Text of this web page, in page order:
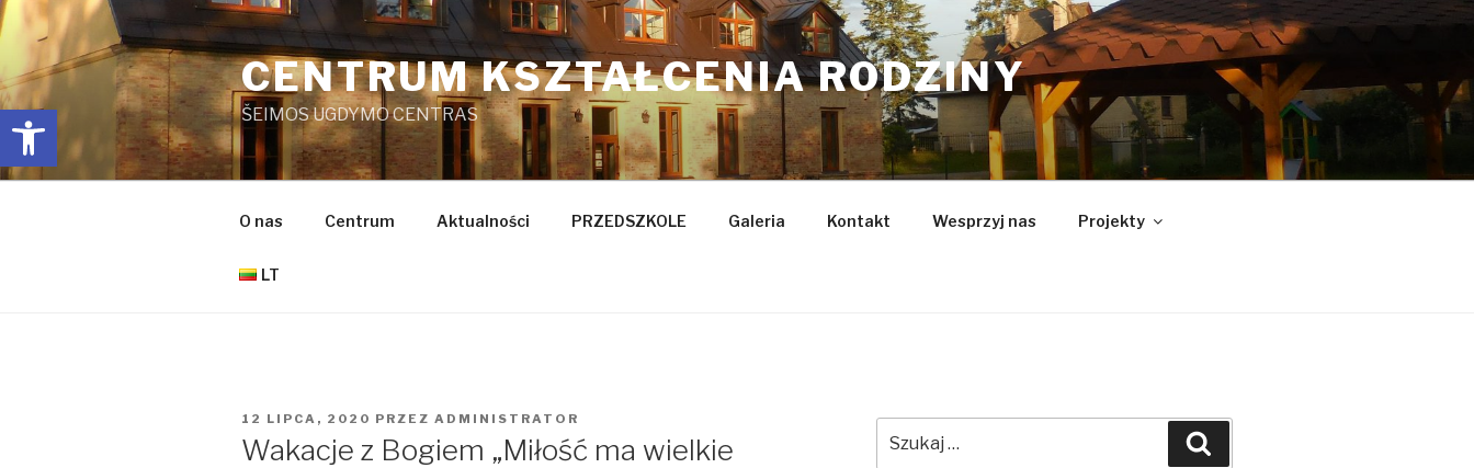
Open toolbar
Przejdź
do
treści
CENTRUM KSZTAŁCENIA RODZINY
ŠEIMOS UGDYMO CENTRAS
O nas Centrum Aktualności PRZEDSZKOLE Galeria Kontakt Wesprzyj nas Projekty
LT
OPUBLIKOWANE
W
12 LIPCA, 2020 PRZEZ ADMINISTRATOR
Wakacje z Bogiem „Miłość ma wielkie